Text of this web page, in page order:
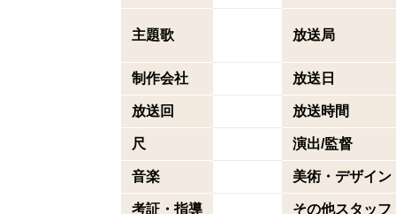
主題歌 放送局
制作会社 放送日
放送回 放送時間
尺 演出/監督
音楽 美術・デザイン
考証・指導 その他スタッフ